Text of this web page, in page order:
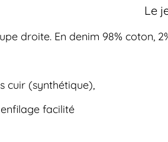
Le
droite. En denim 98% coton,
cuir (synthétique),
facilité